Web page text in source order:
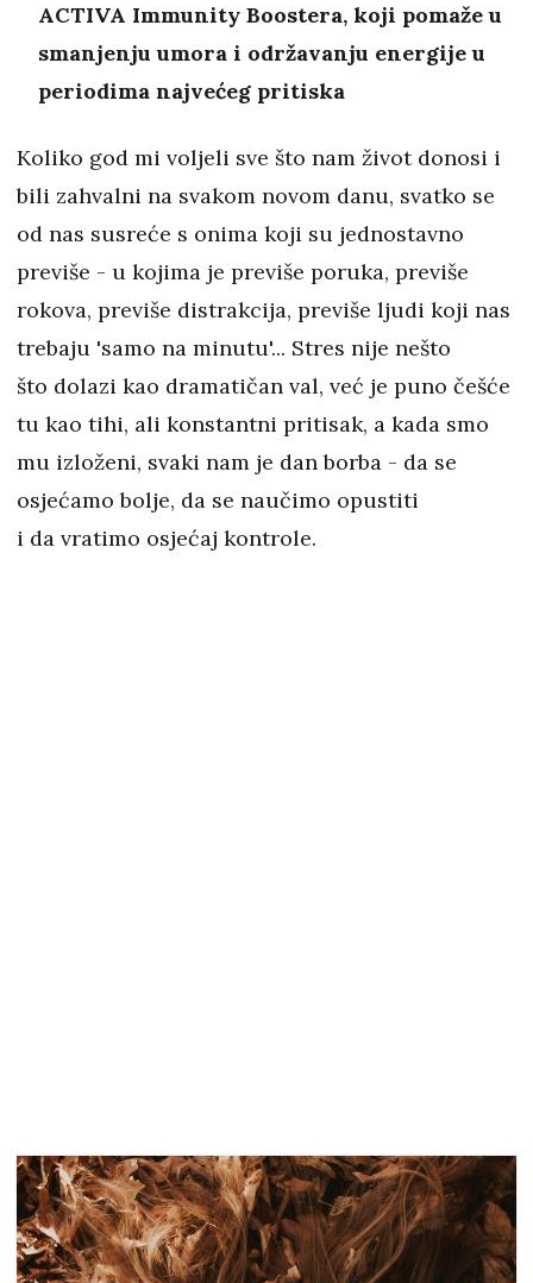
ACTIVA Immunity Boostera, koji pomaže u
smanjenju umora i održavanju energije u
periodima najvećeg pritiska
Koliko god mi voljeli sve što nam život donosi i
bili zahvalni na svakom novom danu, svatko se
od nas susreće s onima koji su jednostavno
previše - u kojima je previše poruka, previše
rokova, previše distrakcija, previše ljudi koji nas
trebaju 'samo na minutu'... Stres nije nešto
što dolazi kao dramatičan val, već je puno češće
tu kao tihi, ali konstantni pritisak, a kada smo
mu izloženi, svaki nam je dan borba - da se
osjećamo bolje, da se naučimo opustiti
i da vratimo osjećaj kontrole.